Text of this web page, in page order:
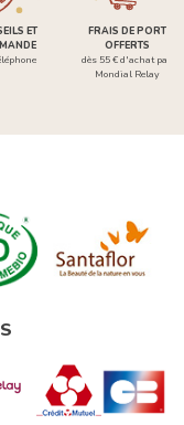
ET
FRAIS DE PORT
OFFERTS
dès 55 € d'achat par
Mondial Relay